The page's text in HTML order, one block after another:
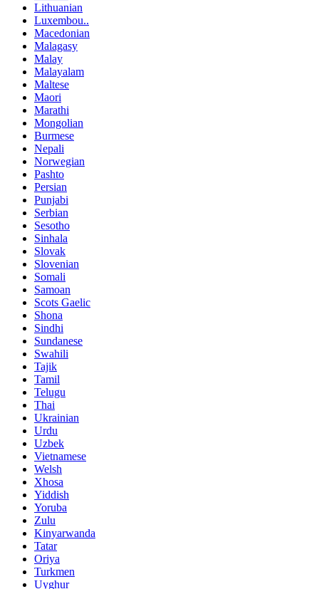
Lithuanian
Luxembou..
Macedonian
Malagasy
Malay
Malayalam
Maltese
Maori
Marathi
Mongolian
Burmese
Nepali
Norwegian
Pashto
Persian
Punjabi
Serbian
Sesotho
Sinhala
Slovak
Slovenian
Somali
Samoan
Scots Gaelic
Shona
Sindhi
Sundanese
Swahili
Tajik
Tamil
Telugu
Thai
Ukrainian
Urdu
Uzbek
Vietnamese
Welsh
Xhosa
Yiddish
Yoruba
Zulu
Kinyarwanda
Tatar
Oriya
Turkmen
Uyghur